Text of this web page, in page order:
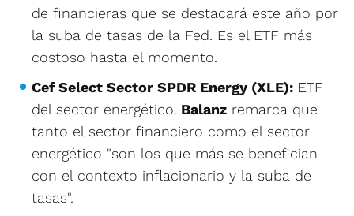
de financieras que se destacará este año por
la suba de tasas de la Fed. Es el ETF más
costoso hasta el momento.
Cef Select Sector SPDR Energy (XLE): ETF
del sector energético. Balanz remarca que
tanto el sector financiero como el sector
energético "son los que más se benefician
con el contexto inflacionario y la suba de
tasas".